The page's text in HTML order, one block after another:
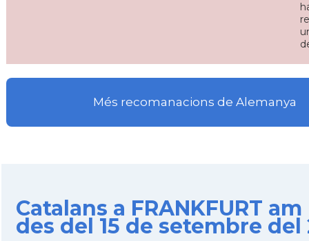
Més recomanacions de Alemanya
Catalans a FRANKFURT
des del 15 de setembre del